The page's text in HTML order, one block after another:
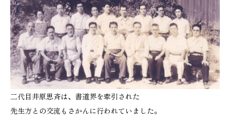
二代目井原思斉は、書道界を牽引された
先生方との交流もさかんに行われていました。